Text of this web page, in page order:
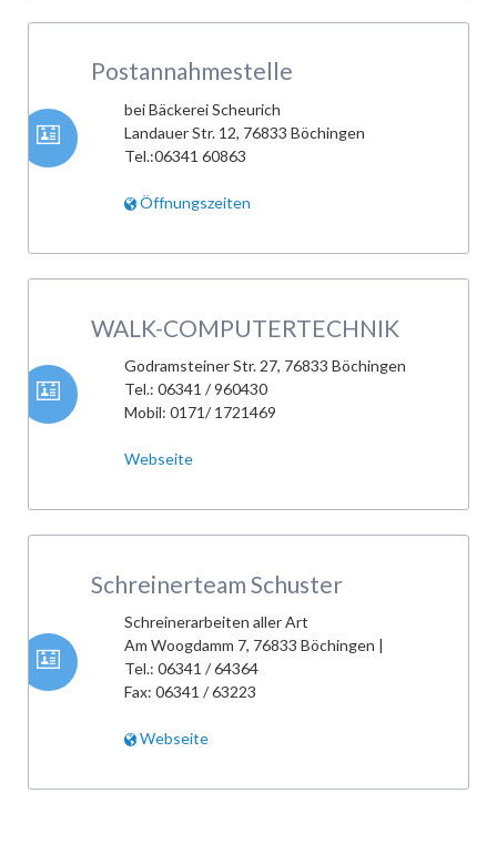
Postannahmestelle
bei Bäckerei Scheurich
Landauer Str. 12, 76833 Böchingen
Tel.:06341 60863
Öffnungszeiten
WALK-COMPUTERTECHNIK
Godramsteiner Str. 27, 76833 Böchingen
Tel.: 06341 / 960430
Mobil: 0171/ 1721469
Webseite
Schreinerteam Schuster
Schreinerarbeiten aller Art
Am Woogdamm 7, 76833 Böchingen |
Tel.: 06341 / 64364
Fax: 06341 / 63223
Webseite